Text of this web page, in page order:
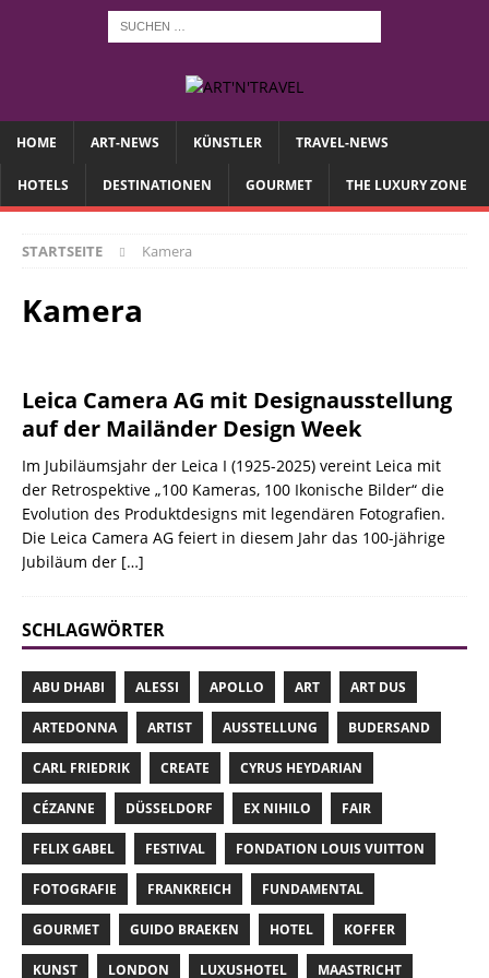
HOME ART-NEWS KÜNSTLER TRAVEL-NEWS
HOTELS DESTINATIONEN GOURMET THE LUXURY ZONE
STARTSEITE Kamera
Kamera
Leica Camera AG mit Designausstellung
auf der Mailänder Design Week
Im Jubiläumsjahr der Leica I (1925-2025) vereint Leica mit
der Retrospektive „100 Kameras, 100 Ikonische Bilder“ die
Evolution des Produktdesigns mit legendären Fotografien.
Die Leica Camera AG feiert in diesem Jahr das 100-jährige
Jubiläum der […]
SCHLAGWÖRTER
ABU DHABI ALESSI APOLLO ART ART DUS
ARTEDONNA ARTIST AUSSTELLUNG BUDERSAND
CARL FRIEDRIK CREATE CYRUS HEYDARIAN
CÉZANNE DÜSSELDORF EX NIHILO FAIR
FELIX GABEL FESTIVAL FONDATION LOUIS VUITTON
FOTOGRAFIE FRANKREICH FUNDAMENTAL
GOURMET GUIDO BRAEKEN HOTEL KOFFER
KUNST LONDON LUXUSHOTEL MAASTRICHT